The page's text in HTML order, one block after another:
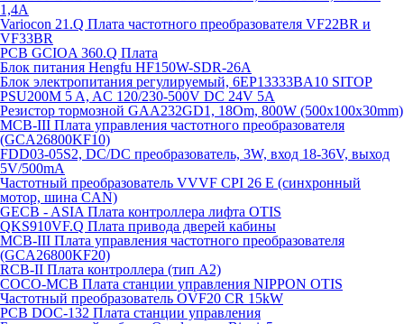
1,4А
Variocon 21.Q Плата частотного преобразователя VF22BR и
VF33BR
PCB GCIOA 360.Q Плата
Блок питания Hengfu HF150W-SDR-26A
Блок электропитания регулируемый, 6EP13333BA10 SITOP
PSU200M 5 A, AC 120/230-500V DC 24V 5A
Резистор тормозной GAA232GD1, 18Om, 800W (500x100x30mm)
MCB-III Плата управления частотного преобразователя
(GCA26800KF10)
FDD03-05S2, DC/DC преобразователь, 3W, вход 18-36V, выход
5V/500mA
Частотный преобразователь VVVF CPI 26 E (синхронный
мотор, шина CAN)
GECB - ASIA Плата контроллера лифта OTIS
QKS910VF.Q Плата привода дверей кабины
MCB-III Плата управления частотного преобразователя
(GCA26800KF20)
RCB-II Плата контроллера (тип A2)
COCO-MCB Плата станции управления NIPPON OTIS
Частотный преобразователь OVF20 CR 15kW
PCB DOC-132 Плата станции управления